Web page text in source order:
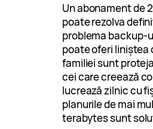
Un abonament de
poate rezolva
problema backup-
poate oferi liniștea
familiei sunt
cei care creează
lucrează zilnic cu
planurile de mai
terabytes sunt